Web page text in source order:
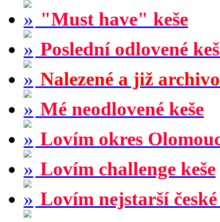
"Must have" keše
Poslední odlovené
Nalezené a již
Mé neodlovené keše
Lovím okres
Lovím challenge keše
Lovím nejstarší české